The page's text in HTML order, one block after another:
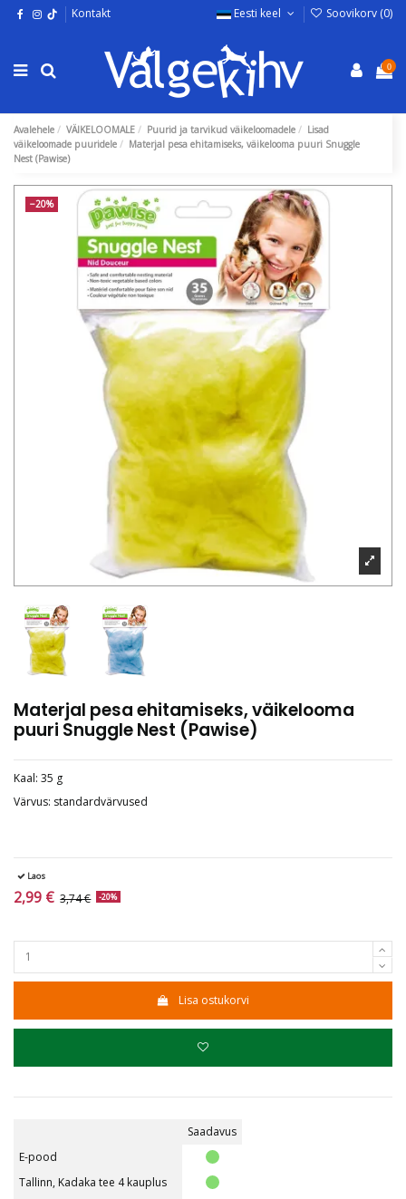
Kontakt Eesti keel Soovikorv (0)
0
Avalehele VÄIKELOOMALE Puurid ja tarvikud väikeloomadele
Lisad
väikeloomade puuridele
Materjal pesa ehitamiseks, väikelooma puuri Snuggle
Nest (Pawise)
−20%
Materjal pesa ehitamiseks, väikelooma
puuri Snuggle Nest (Pawise)
Kaal: 35 g
Värvus: standardvärvused
Laos
2,99 € 3,74 € -20%
Lisa ostukorvi
Saadavus
E-pood
Tallinn, Kadaka tee 4 kauplus